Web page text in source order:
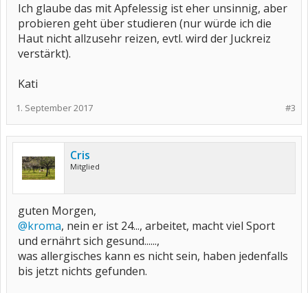
Ich glaube das mit Apfelessig ist eher unsinnig, aber
probieren geht über studieren (nur würde ich die
Haut nicht allzusehr reizen, evtl. wird der Juckreiz
verstärkt).
Kati
#3
1. September 2017
Cris
Mitglied
guten Morgen,
@kroma, nein er ist 24..., arbeitet, macht viel Sport
und ernährt sich gesund......,
was allergisches kann es nicht sein, haben jedenfalls
bis jetzt nichts gefunden.